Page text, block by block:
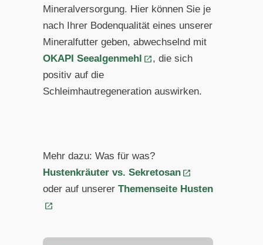
Mineralversorgung. Hier können Sie je
nach Ihrer Bodenqualität eines unserer
Mineralfutter geben, abwechselnd mit
OKAPI Seealgenmehl
, die sich
positiv auf die
Schleimhautregeneration auswirken.
Mehr dazu: Was für was?
Hustenkräuter vs. Sekretosan
oder auf unserer Themenseite Husten